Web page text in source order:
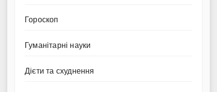
Гороскоп
Гуманітарні науки
Дієти та схуднення